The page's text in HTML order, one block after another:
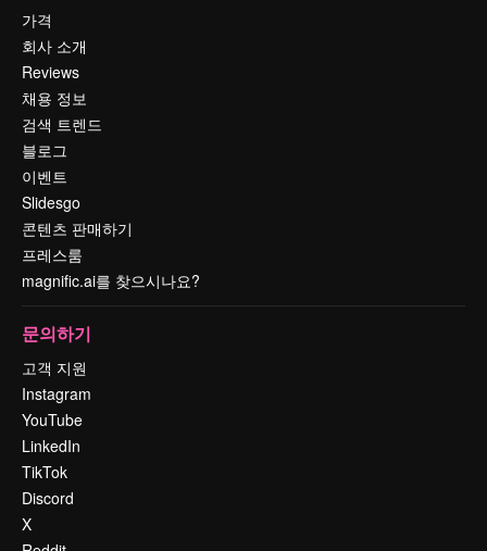
가격
회사 소개
Reviews
채용 정보
검색 트렌드
블로그
이벤트
Slidesgo
콘텐츠 판매하기
프레스룸
magnific.ai를 찾으시나요?
문의하기
고객 지원
Instagram
YouTube
LinkedIn
TikTok
Discord
X